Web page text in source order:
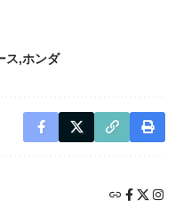
ス ホンダ